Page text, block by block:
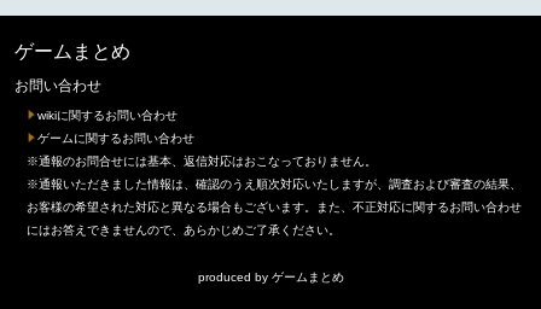
ゲームまとめ
お問い合わせ
wikiに関するお問い合わせ
ゲームに関するお問い合わせ
※通報のお問合せには基本、返信対応はおこなっておりません。
※通報いただきました情報は、確認のうえ順次対応いたしますが、調査および審査の結果、
お客様の希望された対応と異なる場合もございます。また、不正対応に関するお問い合わせ
にはお答えできませんので、あらかじめご了承ください。
produced by ゲームまとめ